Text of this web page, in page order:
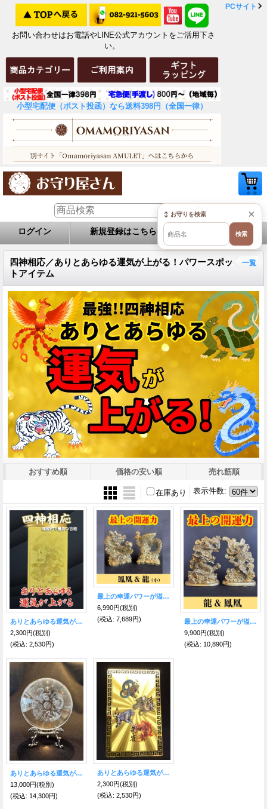
お問い合わせはお電話やLINE公式アカウントをご活用下さ
い。
小型宅配便（ポスト投函）なら送料398円（全国一律）
PCサイト
ログイン 新規登録はこちら お問い合せ
四神相応／ありとあらゆる運気が上がる！パワースポッ
トアイテム
一覧
おすすめ順 価格の安い順 売れ筋順
表示件数:
在庫あり
ありとあらゆる運気が上がる！四神相応★黄金護符（金）
2,300円(税別)
(税込: 2,530円)
最上の幸運パワーが溢れ出す！願いを叶えたいなら〜鳳凰と龍 置物SET（小）
6,990円(税別)
(税込: 7,689円)
最上の幸運パワーが溢れ出す！願いを叶えたいなら〜龍と鳳凰 置物SET
9,900円(税別)
(税込: 10,890円)
ありとあらゆる運気が上がる！理想的な風水環境を得る！四神相応彫り★水晶球
13,000円(税別)
(税込: 14,300円)
ありとあらゆる運気が上がる！四神相応★黄金護符
2,300円(税別)
(税込: 2,530円)
×
↕ お守りを検索
検索